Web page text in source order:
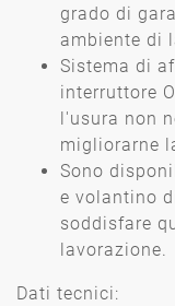
grado di
ambiente di
Sistema di
interruttore
l'usura non
migliorarne
Sono
e volantino
soddisfare
lavorazione.
Dati tecnici: